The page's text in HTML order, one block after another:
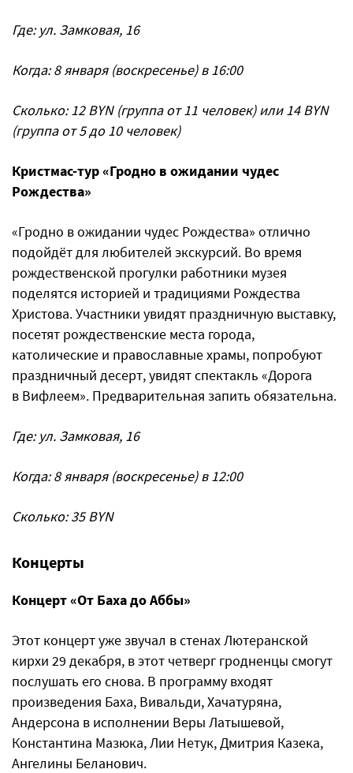
Где: ул. Замковая, 16
Когда: 8 января (воскресенье) в 16:00
Сколько: 12 BYN (группа от 11 человек) или 14 BYN
(группа от 5 до 10 человек)
Кристмас-тур «Гродно в ожидании чудес
Рождества»
«Гродно в ожидании чудес Рождества» отлично
подойдёт для любителей экскурсий. Во время
рождественской прогулки работники музея
поделятся историей и традициями Рождества
Христова. Участники увидят праздничную выставку,
посетят рождественские места города,
католические и православные храмы, попробуют
праздничный десерт, увидят спектакль «Дорога
в Вифлеем». Предварительная запить обязательна.
Где: ул. Замковая, 16
Когда: 8 января (воскресенье) в 12:00
Сколько: 35 BYN
Концерты
Концерт «От Баха до Аббы»
Этот концерт уже звучал в стенах Лютеранской
кирхи 29 декабря, в этот четверг гродненцы смогут
послушать его снова. В программу входят
произведения Баха, Вивальди, Хачатуряна,
Андерсона в исполнении Веры Латышевой,
Константина Мазюка, Лии Нетук, Дмитрия Казека,
Ангелины Беланович.